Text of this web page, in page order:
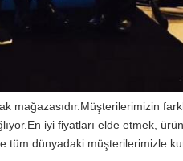
mağazasıdır.Müşterilerimizin
iyi fiyatları elde etmek,
tüm dünyadaki müşterilerimizle